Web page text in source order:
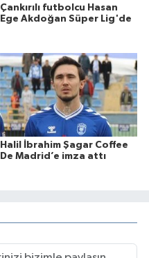
Çankırılı futbolcu Hasan
Ege Akdoğan Süper Lig'de
Halil İbrahim Şagar Coffee
De Madrid’e imza attı